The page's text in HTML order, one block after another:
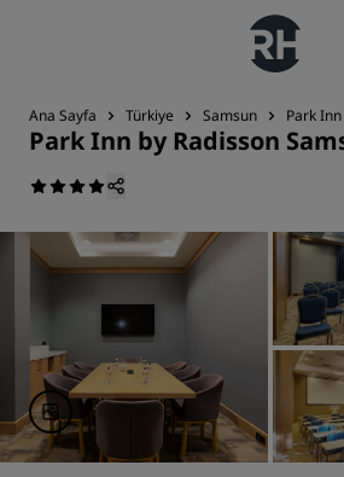
Ana Sayfa Türkiye Samsun Park
Park Inn by Radisson